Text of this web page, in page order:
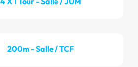
200m - Salle / TCF